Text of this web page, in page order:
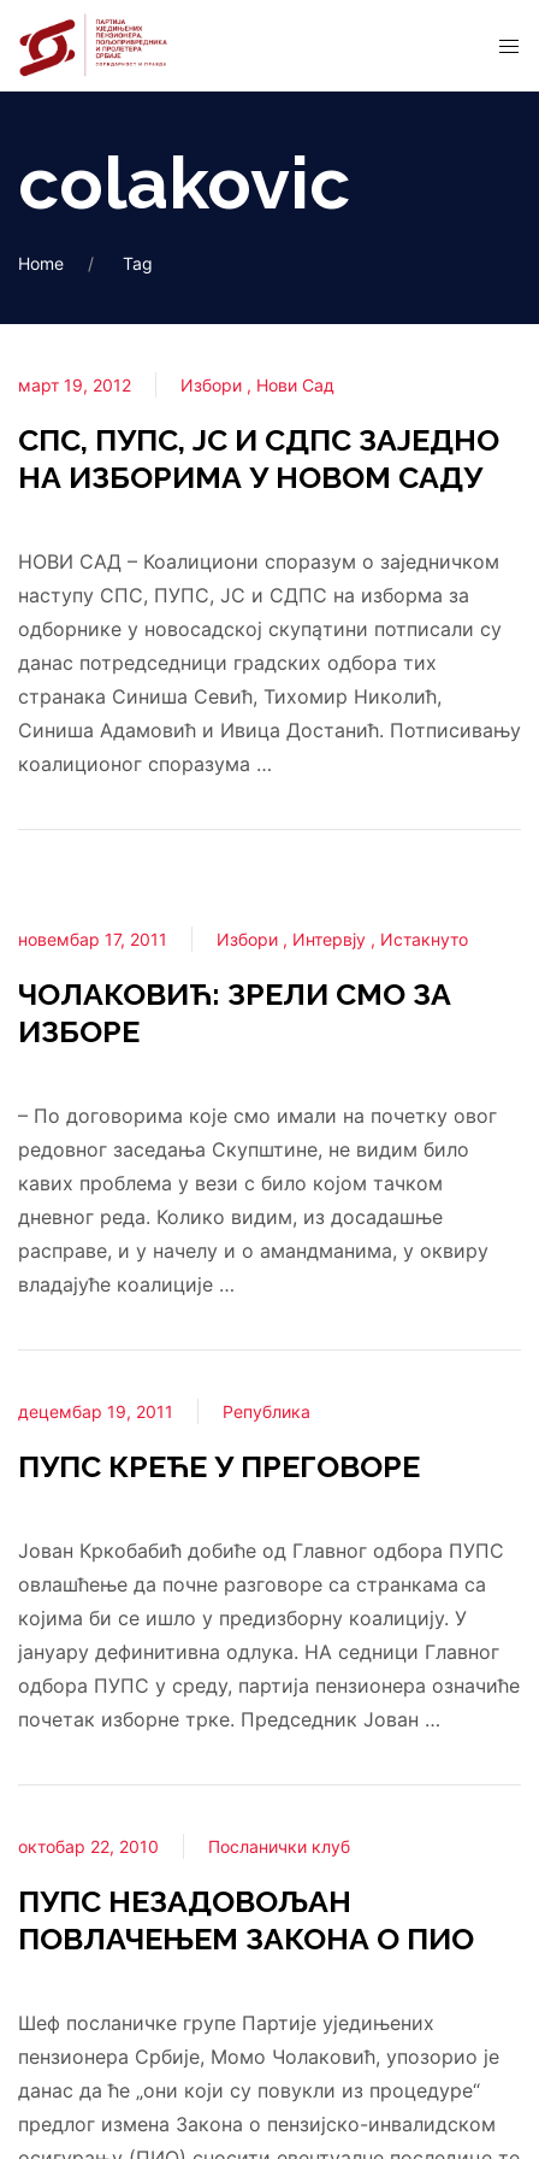
colakovic
Home Tag
март 19, 2012 Избори Нови Сад
СПС, ПУПС, ЈС И СДПС ЗАЈЕДНО
НА ИЗБОРИМА У НОВОМ САДУ
НОВИ САД – Коалициони споразум о заједничком
наступу СПС, ПУПС, ЈС и СДПС на изборма за
одборнике у новосадској скупąтини потписали су
данас потредседници градских одбора тих
странака Синиша Севић, Тихомир Николић,
Синиша Адамовић и Ивица Достанић. Потписивању
коалиционог споразума …
новембар 17, 2011 Избори Интервју Истакнуто
ЧОЛАКОВИЋ: ЗРЕЛИ СМО ЗА
ИЗБОРЕ
– По договорима које смо имали на почетку овог
редовног заседања Скупштине, не видим било
кавих проблема у вези с било којом тачком
дневног реда. Колико видим, из досадашње
расправе, и у начелу и о амандманима, у оквиру
владајуће коалиције …
децембар 19, 2011 Република
ПУПС КРЕЋЕ У ПРЕГОВОРЕ
Јован Кркобабић добиће од Главног одбора ПУПС
овлашћење да почне разговоре са странкама са
којима би се ишло у предизборну коалицију. У
јануару дефинитивна одлука. НА седници Главног
одбора ПУПС у среду, партија пензионера означиће
почетак изборне трке. Председник Јован …
октобар 22, 2010 Посланички клуб
ПУПС НЕЗАДОВОЉАН
ПОВЛАЧЕЊЕМ ЗАКОНА О ПИО
Шеф посланичке групе Партије уједињених
пензионера Србије, Момо Чолаковић, упозорио је
данас да ће „они који су повукли из процедуре“
предлог измена Закона о пензијско-инвалидском